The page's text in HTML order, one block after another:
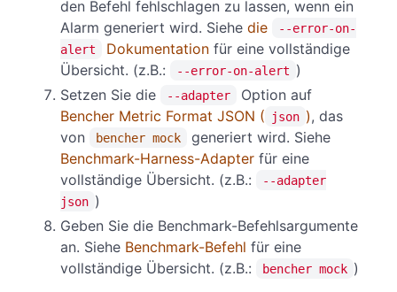
den Befehl fehlschlagen zu lassen, wenn ein
Alarm generiert wird. Siehe die
--error-on-
alert
Dokumentation für eine vollständige
Übersicht. (z.B.:
--error-on-alert )
Setzen Sie die
--adapter
Option auf
Bencher Metric Format JSON (
json ), das
von
bencher mock
generiert wird. Siehe
Benchmark-Harness-Adapter für eine
vollständige Übersicht. (z.B.:
--adapter
json )
Geben Sie die Benchmark-Befehlsargumente
an. Siehe Benchmark-Befehl für eine
vollständige Übersicht. (z.B.:
bencher mock )